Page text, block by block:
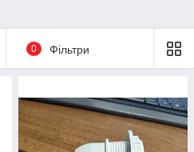
0 Фільтри